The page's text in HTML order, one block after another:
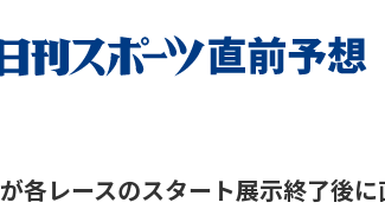
各レースのスタート展示終了後